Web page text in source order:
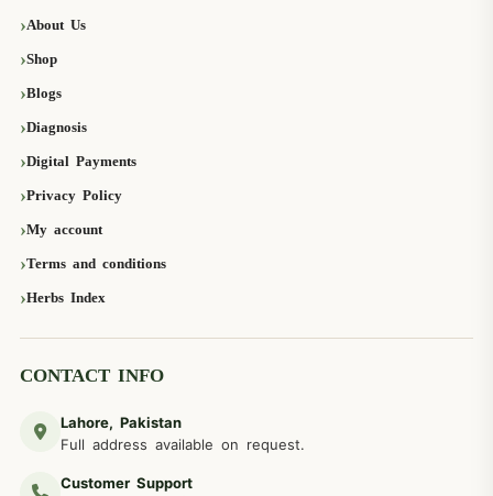
About Us
Shop
Blogs
Diagnosis
Digital Payments
Privacy Policy
My account
Terms and conditions
Herbs Index
CONTACT INFO
Lahore, Pakistan
Full address available on request.
Customer Support